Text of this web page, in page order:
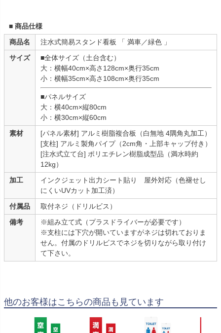
■ 商品仕様
商品名
注水式簡易スタンド看板 「 満車／緑色 」
サイズ
■全体サイズ（土台含む）
大：横幅40cm×高さ128cm×奥行35cm
小：横幅35cm×高さ108cm×奥行35cm
■パネルサイズ
大：横40cm×縦80cm
小：横30cm×縦60cm
素材
[パネル素材] アルミ樹脂複合板（白無地 4隅角丸加工）
[支柱] アルミ製角パイプ（2cm角・上部キャップ付き）
[注水式立て台] ポリエチレン樹脂成型品（満水時約
12kg）
加工
インクジェット出力シート貼り 屋外対応（色褪せし
にくいUVカット加工済）
付属品
取付ネジ（ドリルビス）
備考
※組み立て式（プラスドライバーが必要です）
※支柱には下穴が開いていますがネジは切れておりま
せん。付属のドリルビスでネジを切りながら取り付け
て下さい。
他のお客様はこちらの商品も見ています